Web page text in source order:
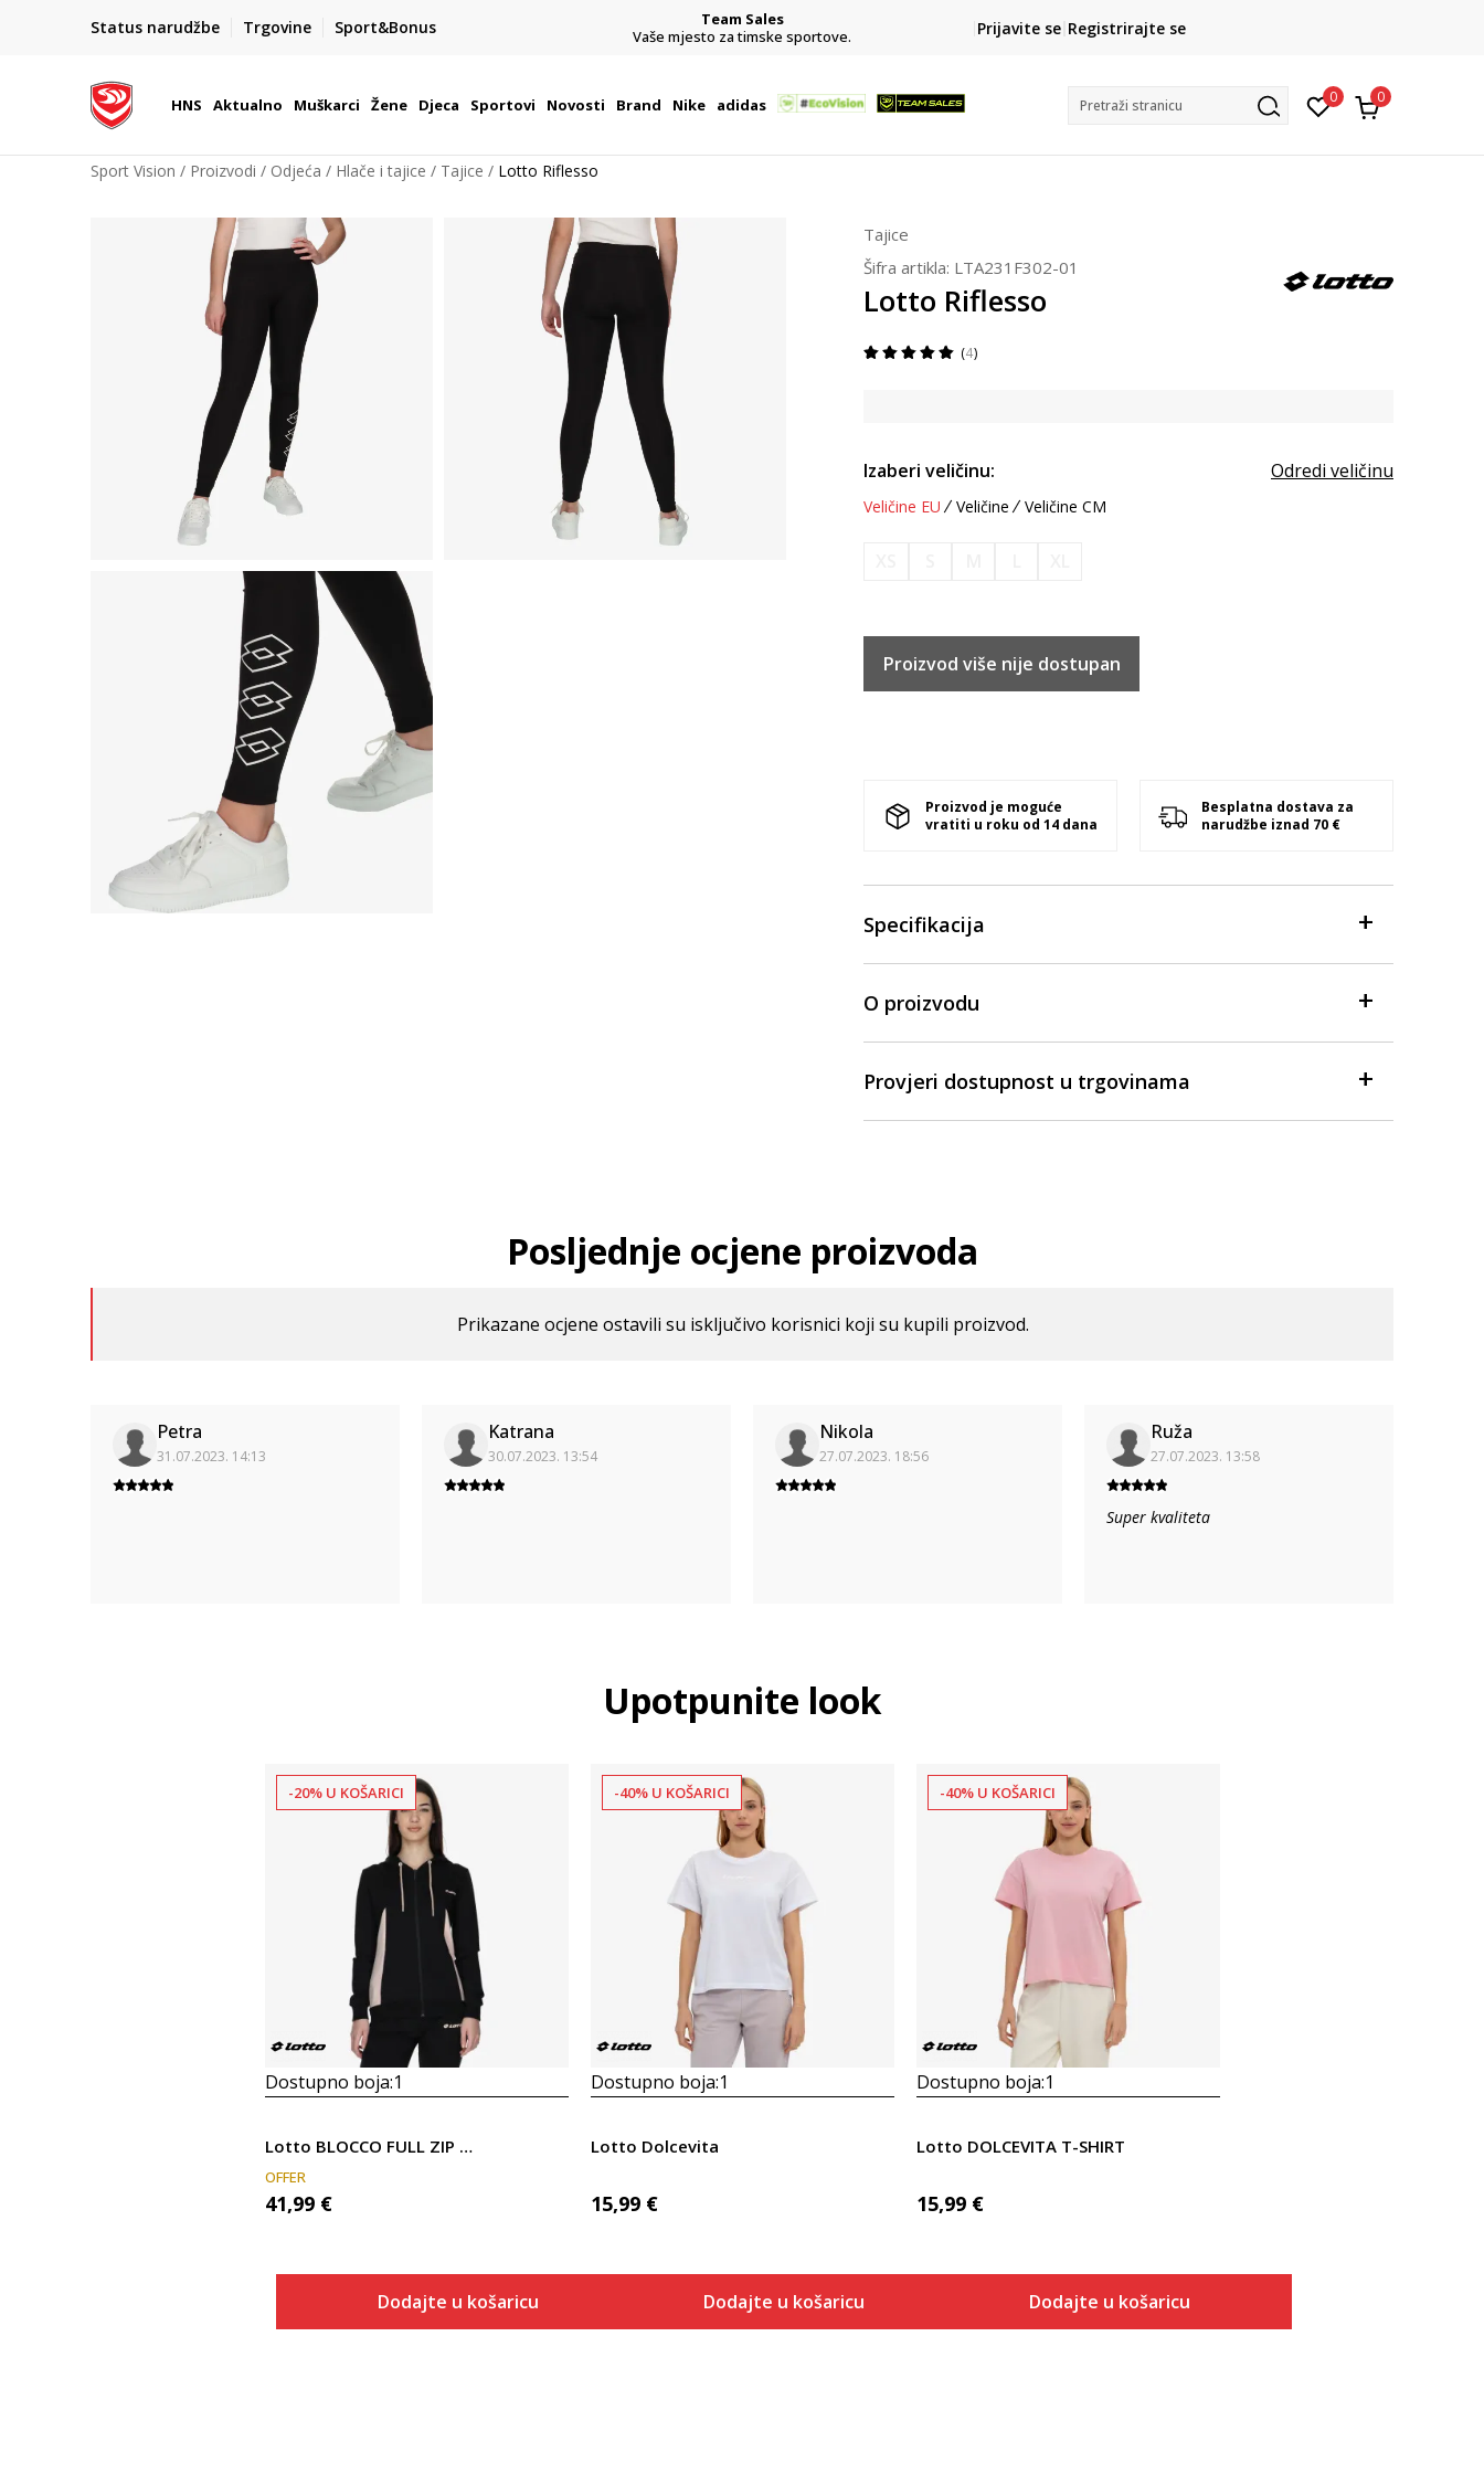
Status narudžbe Trgovine Sport&Bonus
BOX NOW
Dostava 1,50 €
| Više od 800 paketomata u Hrvatskoj
Team Sales
Vaše mjesto za timske sportove.
CLICK& COLLECT
besplatno preuzimanje u trgovini
Prijavite se Registrirajte se
HNS Aktualno Muškarci Žene Djeca Sportovi Novosti Brand Nike adidas Pretraži stranicu 0 0
Sport Vision Proizvodi Odjeća Hlače i tajice Tajice Lotto Riflesso
Tajice
Šifra artikla: LTA231F302-01
Lotto Riflesso
4
Izaberi veličinu: Odredi veličinu
Veličine EU Veličine Veličine CM
Proizvod više nije dostupan
Proizvod je moguće
vratiti u roku od 14 dana
Besplatna dostava za
narudžbe iznad 70 €
Specifikacija
O proizvodu
Provjeri dostupnost u trgovinama
Posljednje ocjene proizvoda
Prikazane ocjene ostavili su isključivo korisnici koji su kupili proizvod.
Petra
31.07.2023. 14:13
Katrana
30.07.2023. 13:54
Nikola
27.07.2023. 18:56
Ruža
27.07.2023. 13:58
Super kvaliteta
Upotpunite look
-20% U KOŠARICI
Dostupno boja:1
Lotto BLOCCO FULL ZIP HOODY W
OFFER
41,99 €
Dodajte u košaricu
-40% U KOŠARICI
Dostupno boja:1
Lotto Dolcevita
15,99 €
Dodajte u košaricu
-40% U KOŠARICI
Dostupno boja:1
Lotto DOLCEVITA T-SHIRT
15,99 €
Dodajte u košaricu